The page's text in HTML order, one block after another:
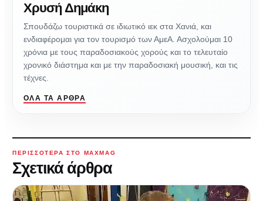
Χρυσή Δημάκη
Σπουδάζω τουριστικά σε ιδιωτικό ιεκ στα Χανιά, και
ενδιαφέρομαι για τον τουρισμό των ΑμεΑ. Ασχολούμαι 10
χρόνια με τους παραδοσιακούς χορούς και το τελευταίο
χρονικό διάστημα και με την παραδοσιακή μουσική, και τις
τέχνες.
ΌΛΑ ΤΑ ΆΡΘΡΑ
ΠΕΡΙΣΣΌΤΕΡΑ ΣΤΟ MAXMAG
Σχετικά άρθρα